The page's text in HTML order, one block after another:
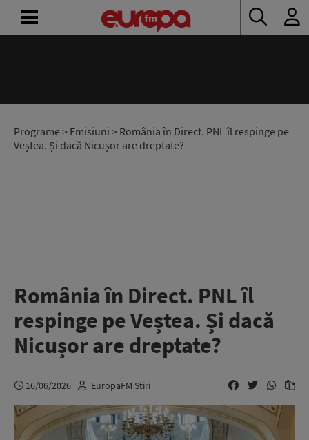
Programe> Emisiuni > România în Direct. PNL îl respinge pe
Veștea. Și dacă Nicușor are dreptate?
România în Direct. PNL îl
respinge pe Veștea. Și dacă
Nicușor are dreptate?
16/06/2026 EuropaFM Stiri
RADIO